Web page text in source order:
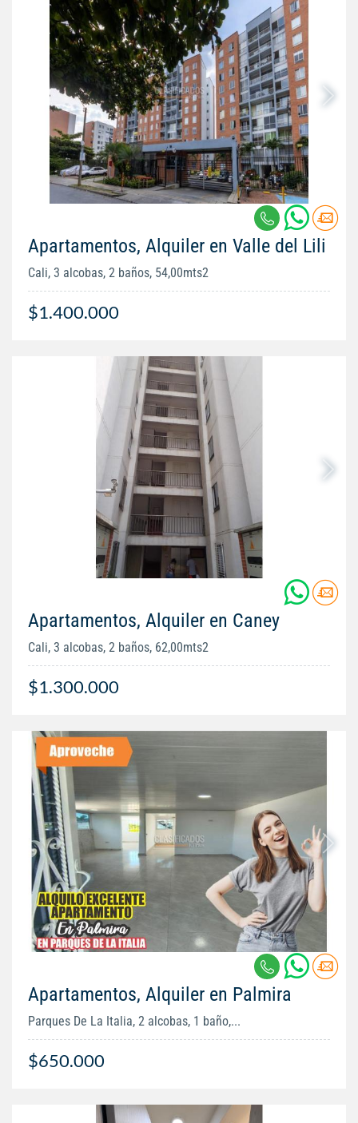
Apartamentos, Alquiler en Valle del Lili
Cali, 3 alcobas, 2 baños, 54,00mts2
$1.400.000
Apartamentos, Alquiler en Caney
Cali, 3 alcobas, 2 baños, 62,00mts2
$1.300.000
Apartamentos, Alquiler en Palmira
Parques De La Italia, 2 alcobas, 1 baño,...
$650.000